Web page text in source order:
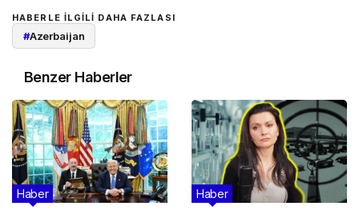
HABERLE ILGILI DAHA FAZLASI
#Azerbaijan
Benzer Haberler
Haber Haber